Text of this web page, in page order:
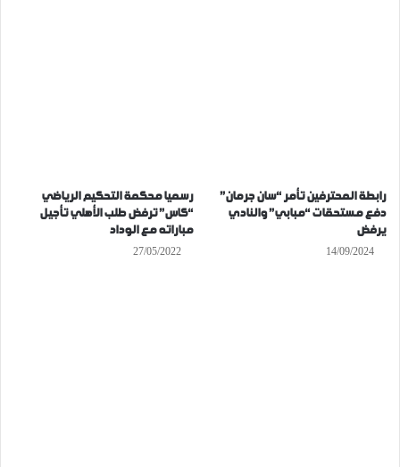
رابطة المحترفين تأمر “سان جرمان”
دفع مستحقات “مبابي” والنادي
يرفض
14/09/2024
رسميا محكمة التحكيم الرياضي
“كاس” ترفض طلب الأهلي تأجيل
مباراته مع الوداد
27/05/2022